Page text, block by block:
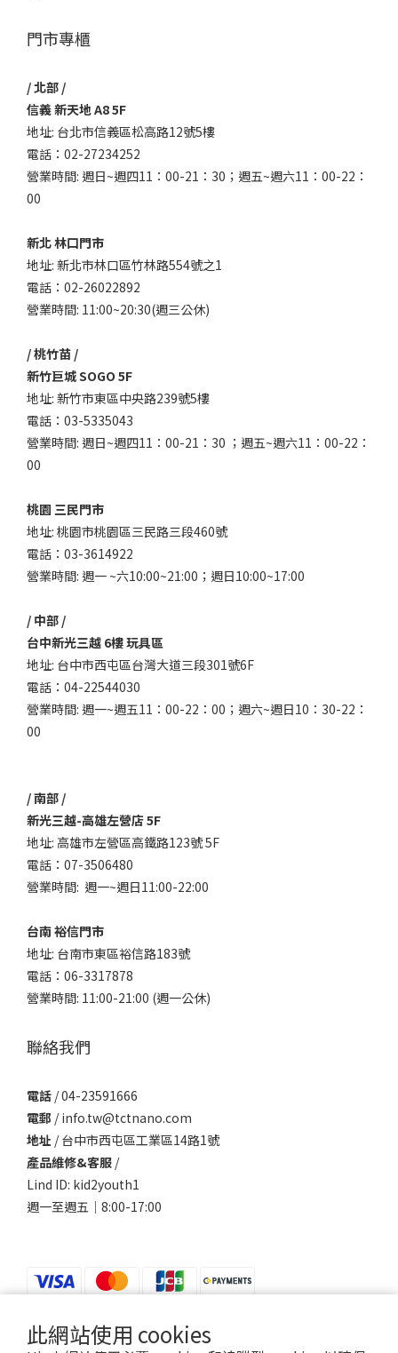
此網站使用 cookies
門市專櫃
/ 北部 /
信義 新天地 A8 5F
地址: 台北市信義區松高路12號5樓
電話：02-27234252
營業時間: 週日~週四11：00-21：30；週五~週六11：00-22：
00
新北 林口門市
地址: 新北市林口區竹林路554號之1
電話：02-26022892
營業時間: 11:00~20:30(週三公休)
/ 桃竹苗 /
新竹巨城 SOGO 5F
地址: 新竹市東區中央路239號5樓
電話：03-5335043
營業時間: 週日~週四11：00-21：30 ；週五~週六11：00-22：
00
桃園 三民門市
地址: 桃園市桃園區三民路三段460號
電話：03-3614922
營業時間: 週一 ~六10:00~21:00；週日10:00~17:00
/ 中部 /
台中新光三越 6樓 玩具區
地址: 台中市西屯區台灣大道三段301號6F
電話：04-22544030
營業時間: 週一~週五11：00-22：00；週六~週日10：30-22：
00
/ 南部 /
新光三越-高雄左營店 5F
地址: 高雄市左營區高鐵路123號 5F
電話：07-3506480
營業時間: 週一~週日11:00-22:00
台南 裕信門市
地址: 台南市東區裕信路183號
電話：06-3317878
營業時間: 11:00-21:00 (週一公休)
聯絡我們
電話 / 04-23591666
電郵 / info.tw@tctnano.com
地址 / 台中市西屯區工業區14路1號
產品維修&客服 /
Lind ID: kid2youth1
週一至週五｜8:00-17:00
$TWD 繁體中文